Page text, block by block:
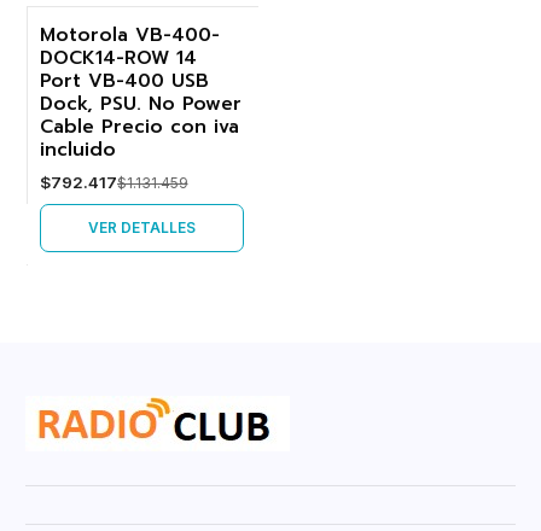
-30%
Agotado
Motorola VB-400-
DOCK14-ROW 14
Port VB-400 USB
Dock, PSU. No Power
Cable Precio con iva
incluido
$792.417$1.131.459
VER DETALLES